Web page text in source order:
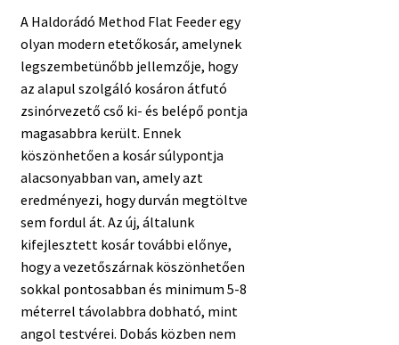
A Haldorádó Method Flat Feeder egy
olyan modern etetőkosár, amelynek
legszembetünőbb jellemzője, hogy
az alapul szolgáló kosáron átfutó
zsinórvezető cső ki- és belépő pontja
magasabbra került. Ennek
köszönhetően a kosár súlypontja
alacsonyabban van, amely azt
eredményezi, hogy durván megtöltve
sem fordul át. Az új, általunk
kifejlesztett kosár további előnye,
hogy a vezetőszárnak köszönhetően
sokkal pontosabban és minimum 5-8
méterrel távolabbra dobható, mint
angol testvérei. Dobás közben nem